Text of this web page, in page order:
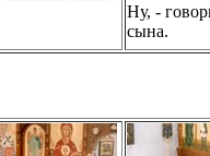
Ну, -
сына.